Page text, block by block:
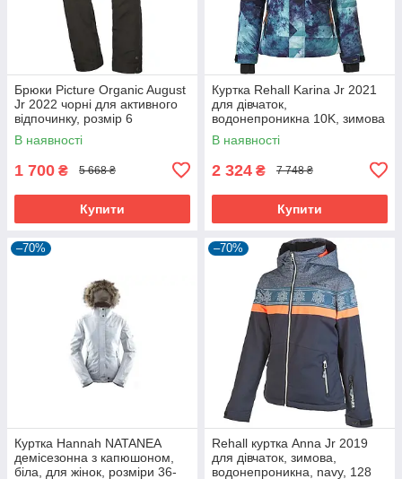
Брюки Picture Organic August
Jr 2022 чорні для активного
відпочинку, розмір 6
В наявності
1 700 ₴ 5 668 ₴
Купити
Куртка Rehall Karina Jr 2021
для дівчаток,
водонепроникна 10K, зимова
гірськолижна
В наявності
2 324 ₴ 7 748 ₴
Купити
–70%
Куртка Hannah NATANEA
демісезонна з капюшоном,
біла, для жінок, розміри 36-
–70%
Rehall куртка Anna Jr 2019
для дівчаток, зимова,
водонепроникна, navy, 128